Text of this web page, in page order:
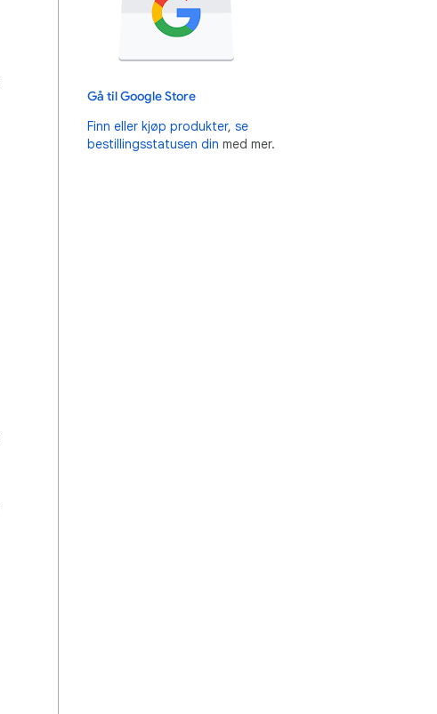
Gå til Google Store
Finn eller kjøp produkter, se
bestillingsstatusen din med mer.